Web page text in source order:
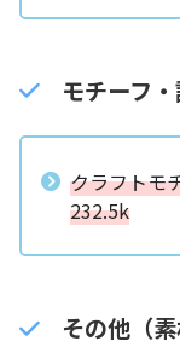
モチーフ
クラフトモ
232.5k
その他（素